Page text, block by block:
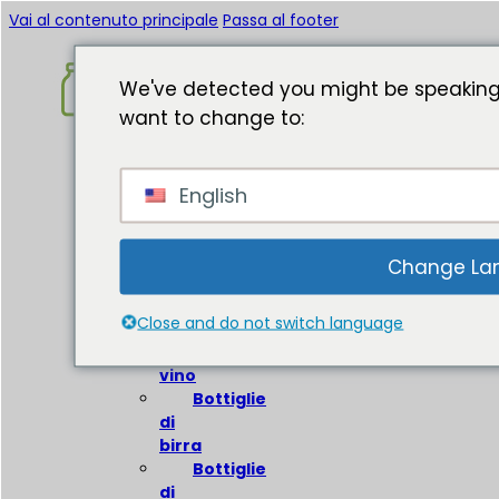
Vai al contenuto principale Passa al footer
Casa
Circa
Bottiglie
Bottiglie
vino
Bottiglie
di
birra
Bottiglie
di
We've detected you might be
want to change to:
English
Change
Close and do not switch language